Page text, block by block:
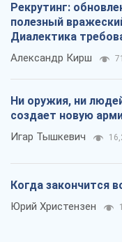
Рекрутинг:
полезный
Диалектика
Александр Кирш
Ни оружия, ни
создает новую
Игар Тышкевич
Когда закончится
Юрий Христензен